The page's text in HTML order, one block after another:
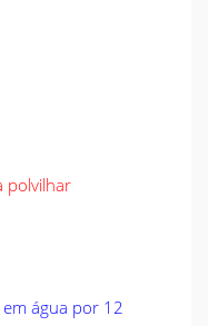
polvilhar
água por 12